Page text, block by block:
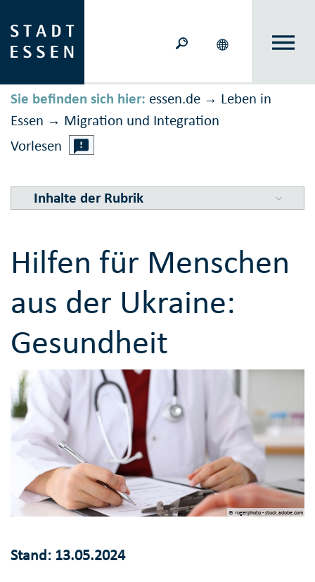
Sie befinden sich hier: essen.de → Leben in
Essen → Migration und Inte­gration
Vorlesen
Inhalte der Rubrik
Hilfen für Menschen
aus der Ukraine:
Gesundheit
© rogerphoto - stock.adobe.com
Stand: 13.05.2024